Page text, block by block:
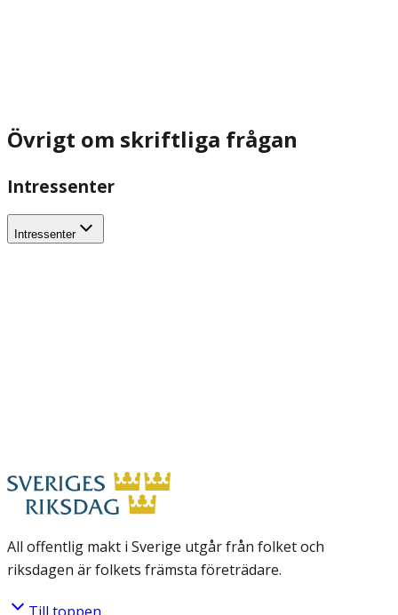
Övrigt om skriftliga frågan
Intressenter
Intressenter
All offentlig makt i Sverige utgår från folket och
riksdagen är folkets främsta företrädare.